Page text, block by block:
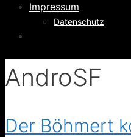
Impressum
Datenschutz
AndroSF
Der Böhmert